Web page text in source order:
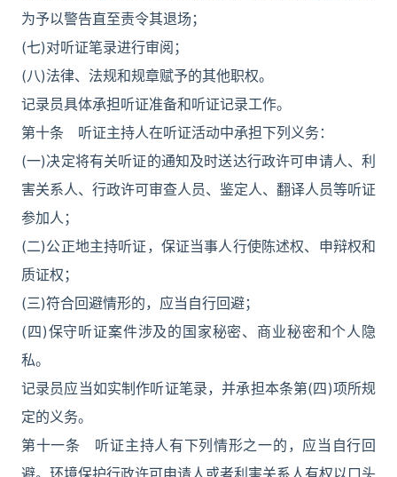
为予以警告直至责令其退场；
(七)对听证笔录进行审阅；
(八)法律、法规和规章赋予的其他职权。
记录员具体承担听证准备和听证记录工作。
第十条 听证主持人在听证活动中承担下列义务：
(一)决定将有关听证的通知及时送达行政许可申请人、利
害关系人、行政许可审查人员、鉴定人、翻译人员等听证
参加人；
(二)公正地主持听证，保证当事人行使陈述权、申辩权和
质证权；
(三)符合回避情形的，应当自行回避；
(四)保守听证案件涉及的国家秘密、商业秘密和个人隐
私。
记录员应当如实制作听证笔录，并承担本条第(四)项所规
定的义务。
第十一条 听证主持人有下列情形之一的，应当自行回
避。环境保护行政许可申请人或者利害关系人有权以口头